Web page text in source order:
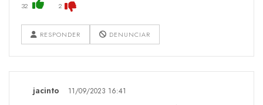
32 2
RESPONDER DENUNCIAR
jacinto 11/09/2023 16:41